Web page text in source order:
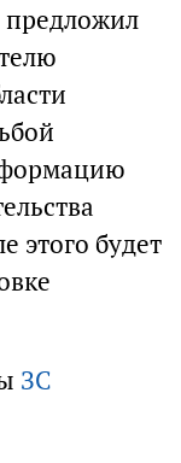
этого будет
ЗС